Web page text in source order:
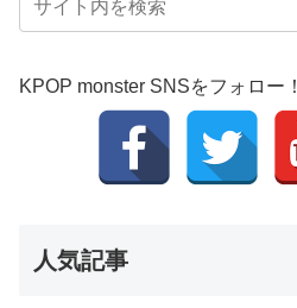
KPOP monster SNSをフォロー！
人気記事